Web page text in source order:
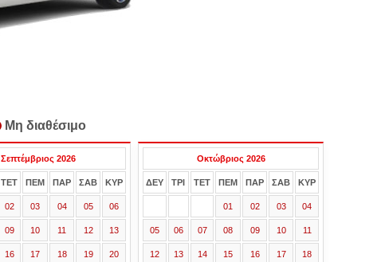
Μη διαθέσιμο
Σεπτέμβριος 2026
ΤΕΤ ΠΕΜ ΠΑΡ ΣΑΒ ΚΥΡ
02 03 04 05 06
09 10 11 12 13
16 17 18 19 20
Οκτώβριος 2026
ΔΕΥ ΤΡΙ ΤΕΤ ΠΕΜ ΠΑΡ ΣΑΒ ΚΥΡ
01 02 03 04
05 06 07 08 09 10 11
12 13 14 15 16 17 18